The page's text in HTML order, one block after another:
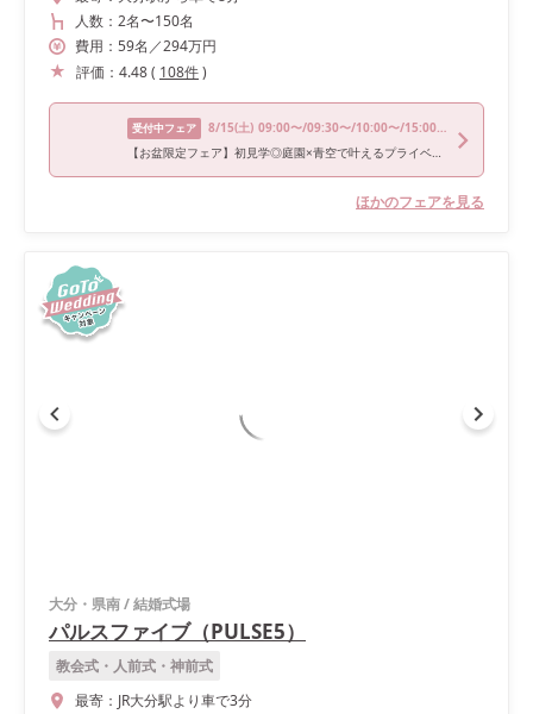
人数： 2名〜150名
費用： 59名 ／294万円
評価： 4.48( 108件)
受付中フェア 8/15(土) 09:00〜/09:30〜/10:00〜/15:00〜/16:00〜
【お盆限定フェア】初見学◎庭園×青空で叶えるプライベート挙式
ほかのフェアを見る
大分・県南/結婚式場
パルスファイブ（PULSE5）
教会式・人前式・神前式
最寄： JR大分駅より車で3分